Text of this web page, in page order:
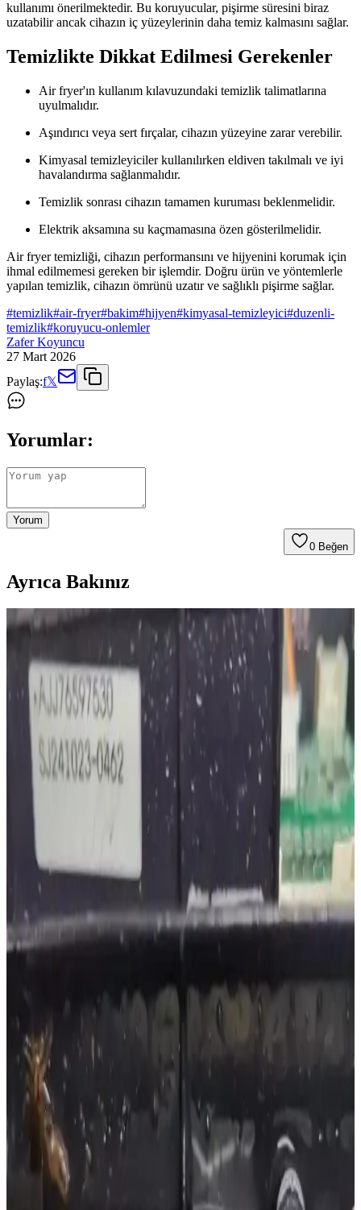
kullanımı önerilmektedir. Bu koruyucular, pişirme süresini biraz
uzatabilir ancak cihazın iç yüzeylerinin daha temiz kalmasını sağlar.
Temizlikte Dikkat Edilmesi Gerekenler
Air fryer'ın kullanım kılavuzundaki temizlik talimatlarına
uyulmalıdır.
Aşındırıcı veya sert fırçalar, cihazın yüzeyine zarar verebilir.
Kimyasal temizleyiciler kullanılırken eldiven takılmalı ve iyi
havalandırma sağlanmalıdır.
Temizlik sonrası cihazın tamamen kuruması beklenmelidir.
Elektrik aksamına su kaçmamasına özen gösterilmelidir.
Air fryer temizliği, cihazın performansını ve hijyenini korumak için
ihmal edilmemesi gereken bir işlemdir. Doğru ürün ve yöntemlerle
yapılan temizlik, cihazın ömrünü uzatır ve sağlıklı pişirme sağlar.
#temizlik#air-fryer#bakim#hijyen#kimyasal-temizleyici#duzenli-
temizlik#koruyucu-onlemler
Zafer Koyuncu
27 Mart 2026
Paylaş:f𝕏
Yorumlar:
Yorum
0 Beğen
Ayrıca Bakınız
2026 Yılında En Az Bakım Gerektiren Robot
Süpürgeler ve Kullanıcı Deneyimleri
2026'da robot süpürgelerde bakım kolaylığı ön planda. Roborock,
Dreame ve 3i modelleri, az müdahale ile uzun süre sorunsuz
kullanım sunuyor. Moplu modellerde su tankı ve ped bakımı önemli.
Kolay Bakımı Olan Nemlendirici Modelleri ve
Bakım İpuçlarıyla Sağlıklı Ev Ortamı
Nemlendiricilerin türlerine göre bakım gereksinimleri, su kalitesinin
etkisi ve temizlik yöntemleri ele alınarak, kolay bakım sunan
modellerin tercih edilmesi ve düzenli bakımın önemi anlatılıyor.
Bulaşık Makinesindeki Kötü Kokuların Nedenleri ve
Etkili Temizlik Yöntemleri
Bulaşık makinelerinde kötü kokular genellikle filtre, kapı contası ve
sprey kollarında biriken kalıntılardan kaynaklanır. Citric asit ve
çamaşır suyu kullanımıyla derin temizlik sağlanabilir.
Performans Analizi
Ev ve merdiven temizliği için 200-300 dolar aralığında, sert zemin
ve halı kaplı alanlarda etkili elektrikli süpürge modelleri inceleniyor.
Kablosuz ve kablolu seçeneklerin avantajları ve kullanım önerileri
sunuluyor.
Airfryer'larda Cam Kapak Özelliğinin Kullanım
Avantajları ve Dezavantajları
Airfryer'larda cam kapak, pişirme sürecini dışarıdan izleme imkanı
sunar ancak temizlik ve ısı tutma konusunda zorluklar yaratabilir.
Kullanıcı tercihleri ve pişirme alışkanlıkları belirleyicidir.